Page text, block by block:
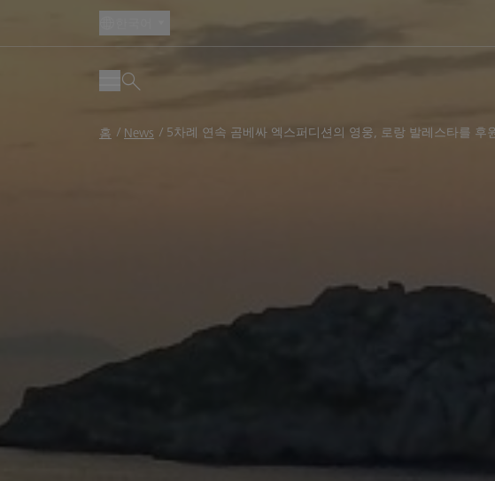
Breadcrumb
홈 News 5차례 연속 곰베싸 엑스퍼디션의 영웅, 로랑 발레스타를 후